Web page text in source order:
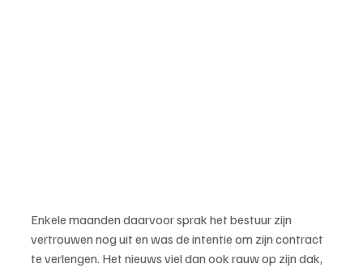
Enkele maanden daarvoor sprak het bestuur zijn
vertrouwen nog uit en was de intentie om zijn contract
te verlengen. Het nieuws viel dan ook rauw op zijn dak,